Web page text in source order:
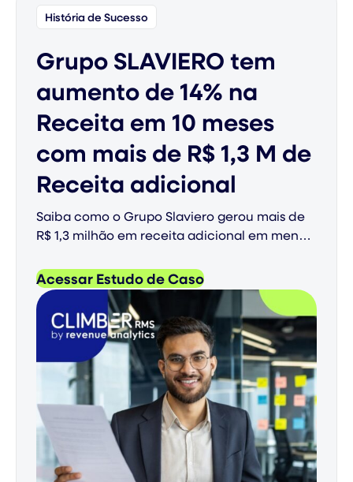
História de Sucesso
Grupo SLAVIERO tem
aumento de 14% na
Receita em 10 meses
com mais de R$ 1,3 M de
Receita adicional
Saiba como o Grupo Slaviero gerou mais de
R$ 1,3 milhão em receita adicional em menos
Management System e o Autopilot da
Climber.
Acessar Estudo de Caso